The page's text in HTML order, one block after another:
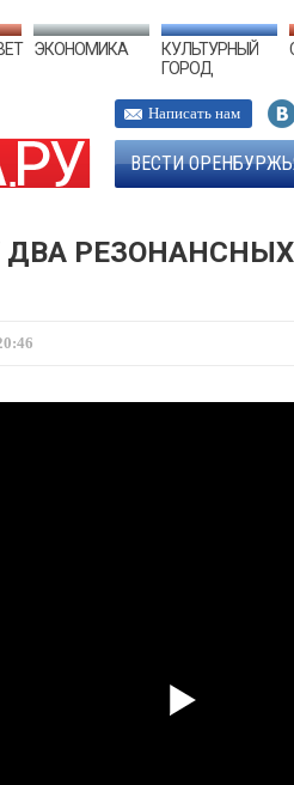
ЭКОНОМИКА
КУЛЬТУРНЫЙ
ГОРОД
Написать нам
ВЕСТИ
ДВА